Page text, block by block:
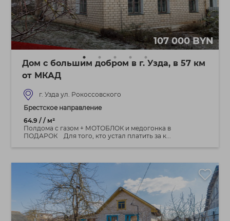
107 000 BYN
Дом с большим добром в г. Узда, в 57 км
от МКАД
г. Узда ул. Рокоссовского
Брестское направление
64.9 / / м²
Полдома с газом + МОТОБЛОК и медогонка в
ПОДАРОК Для того, кто устал платить за к...